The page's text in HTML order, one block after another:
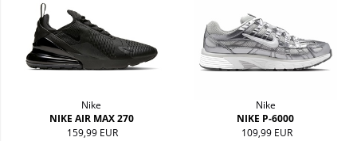
Nike
NIKE AIR MAX 270
159,99 EUR
Nike
NIKE P-6000
109,99 EUR